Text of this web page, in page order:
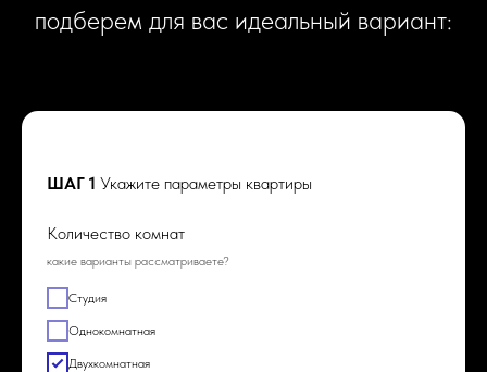
подберем для вас идеальный вариант:
ШАГ 1 Укажите параметры квартиры
Количество комнат
какие варианты рассматриваете?
Студия
Однокомнатная
Двухкомнатная